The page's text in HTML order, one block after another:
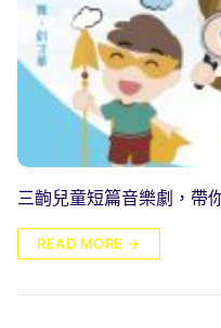
三齣兒童短篇音樂劇，帶
READ MORE →